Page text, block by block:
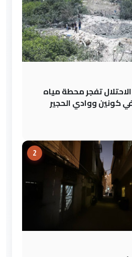
تفجر محطة مياه
كونين ووادي الحجير
2